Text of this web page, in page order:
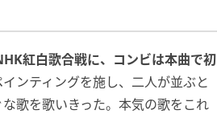
紅白歌合戦に、コンビは本曲で初
ンティングを施し、二人が並ぶと
歌を歌いきった。本気の歌をこれ